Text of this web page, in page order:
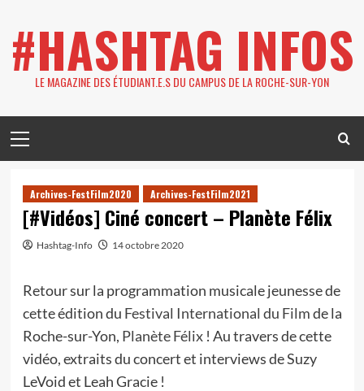
content
#HASHTAG INFOS
LE MAGAZINE DES ÉTUDIANT.E.S DU CAMPUS DE LA ROCHE-SUR-YON
Menu
Archives-FestFilm2020 Archives-FestFilm2021
[#Vidéos] Ciné concert – Planète Félix
Hashtag-Info 14 octobre 2020
Retour sur la programmation musicale jeunesse de
cette édition du Festival International du Filmde la
Roche-sur-Yon, Planète Félix! Au travers de cette
vidéo, extraits du concert et interviews de Suzy
LeVoid et Leah Gracie !